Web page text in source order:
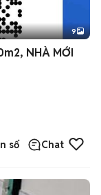
+2
9
NHÀ MỚI
số Chat